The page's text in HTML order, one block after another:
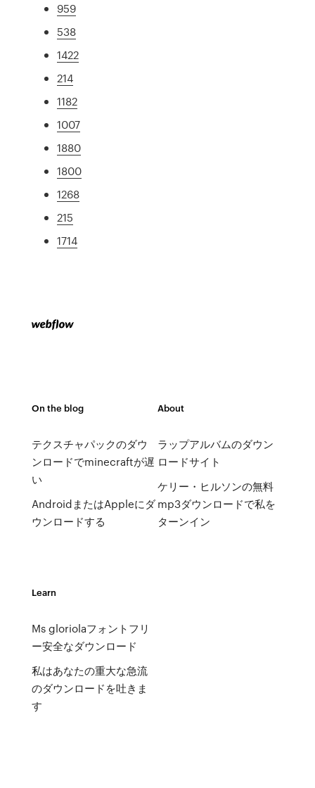
959
538
1422
214
1182
1007
1880
1800
1268
215
1714
On the blog
テクスチャパックのダウ
ンロードでminecraftが遅
い
AndroidまたはAppleにダ
ウンロードする
About
ラップアルバムのダウン
ロードサイト
ケリー・ヒルソンの無料
mp3ダウンロードで私を
ターンイン
Learn
Ms gloriolaフォントフリ
ー安全なダウンロード
私はあなたの重大な急流
のダウンロードを吐きま
す